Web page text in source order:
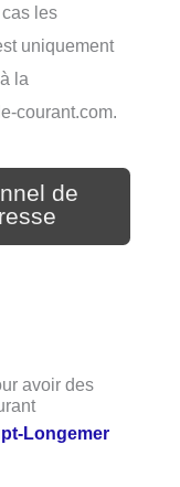
les
uniquement
la
courant.com.
de
avoir des
Longemer